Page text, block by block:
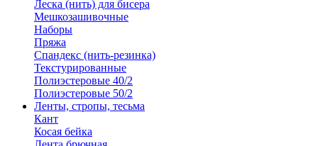
Леска (нить) для бисера
Мешкозашивочные
Наборы
Пряжа
Спандекс (нить-резинка)
Текстурированные
Полиэстеровые 40/2
Полиэстеровые 50/2
Ленты, стропы, тесьма
Кант
Косая бейка